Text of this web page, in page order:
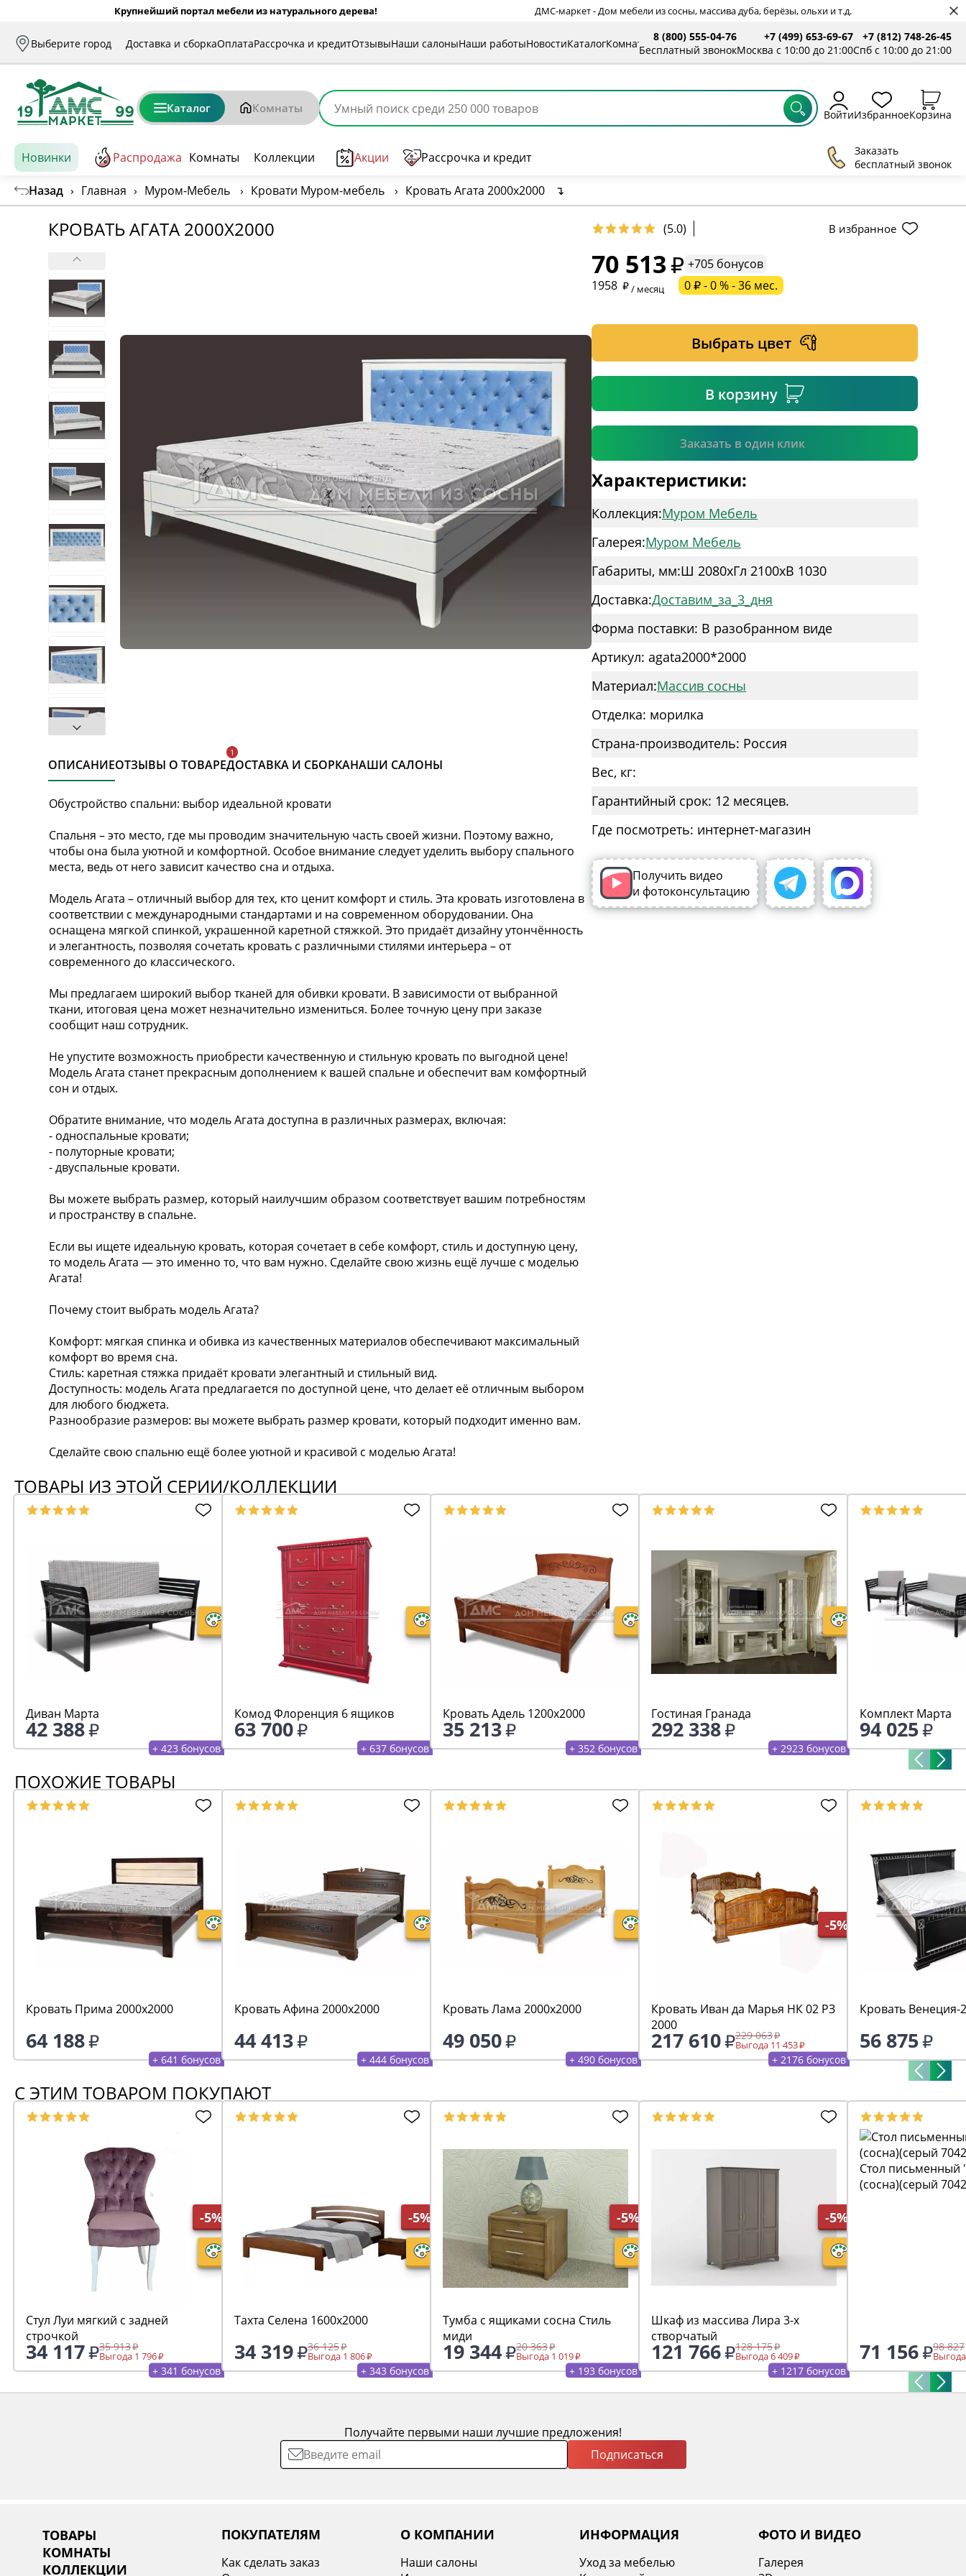
Крупнейший портал мебели из натурального дерева! ДМС-маркет - Дом мебели из сосны, массива дуба, берёзы, ольхи и т.д.
Выберите город Доставка и сборкаОплатаРассрочка и кредитОтзывыНаши салоныНаши работыНовостиКаталогКомнаты
8 (800) 555-04-76
Бесплатный звонок
+7 (499) 653-69-67
Москва с 10:00 до 21:00
+7 (812) 748-26-45
Спб с 10:00 до 21:00
Каталог Комнаты ВойтиИзбранноеКорзина
Новинки Распродажа Комнаты Коллекции Акции Рассрочка и кредит
Заказать
бесплатный звонок
Назад › Главная › Муром-Мебель › Кровати Муром-мебель › Кровать Агата 2000х2000 ↴
КРОВАТЬ АГАТА 2000Х2000 (5.0) В избранное
ОПИСАНИЕОТЗЫВЫ О ТОВАРЕДОСТАВКА И СБОРКАНАШИ САЛОНЫ
Обустройство спальни: выбор идеальной кровати
Спальня – это место, где мы проводим значительную часть своей жизни. Поэтому важно,
чтобы она была уютной и комфортной. Особое внимание следует уделить выбору спального
места, ведь от него зависит качество сна и отдыха.
Модель Агата – отличный выбор для тех, кто ценит комфорт и стиль. Эта кровать изготовлена в
соответствии с международными стандартами и на современном оборудовании. Она
оснащена мягкой спинкой, украшенной каретной стяжкой. Это придаёт дизайну утончённость
и элегантность, позволяя сочетать кровать с различными стилями интерьера – от
современного до классического.
Мы предлагаем широкий выбор тканей для обивки кровати. В зависимости от выбранной
ткани, итоговая цена может незначительно измениться. Более точную цену при заказе
сообщит наш сотрудник.
Не упустите возможность приобрести качественную и стильную кровать по выгодной цене!
Модель Агата станет прекрасным дополнением к вашей спальне и обеспечит вам комфортный
сон и отдых.
Обратите внимание, что модель Агата доступна в различных размерах, включая:
- односпальные кровати;
- полуторные кровати;
- двуспальные кровати.
Вы можете выбрать размер, который наилучшим образом соответствует вашим потребностям
и пространству в спальне.
Если вы ищете идеальную кровать, которая сочетает в себе комфорт, стиль и доступную цену,
то модель Агата — это именно то, что вам нужно. Сделайте свою жизнь ещё лучше с моделью
Агата!
Почему стоит выбрать модель Агата?
Комфорт: мягкая спинка и обивка из качественных материалов обеспечивают максимальный
комфорт во время сна.
Стиль: каретная стяжка придаёт кровати элегантный и стильный вид.
Доступность: модель Агата предлагается по доступной цене, что делает её отличным выбором
для любого бюджета.
Разнообразие размеров: вы можете выбрать размер кровати, который подходит именно вам.
Сделайте свою спальню ещё более уютной и красивой с моделью Агата!
70 513
+705 бонусов
1958
/ месяц 0 ₽ - 0 % - 36 мес.
Выбрать цвет
В корзину
Заказать в один клик
* обязательное поле
* необязательное поле
Подтвердить
Характеристики:
Коллекция:Муром Мебель
Галерея:Муром Мебель
Габариты, мм:Ш 2080xГл 2100xВ 1030
Доставка:Доставим_за_3_дня
Форма поставки: В разобранном виде
Артикул: agata2000*2000
Материал:Массив сосны
Отделка: морилка
Страна-производитель: Россия
Вес, кг:
Гарантийный срок: 12 месяцев.
Где посмотреть: интернет-магазин
Получить видео
и фотоконсультацию
ТОВАРЫ ИЗ ЭТОЙ СЕРИИ/КОЛЛЕКЦИИ
Диван Марта
42 388
+ 423 бонусов
Комод Флоренция 6 ящиков
63 700
+ 637 бонусов
Кровать Адель 1200х2000
35 213
+ 352 бонусов
Гостиная Гранада
292 338
+ 2923 бонусов
Комплект Марта
94 025
ПОХОЖИЕ ТОВАРЫ
Кровать Прима 2000х2000
64 188
+ 641 бонусов
Кровать Афина 2000х2000
44 413
+ 444 бонусов
Кровать Лама 2000х2000
49 050
+ 490 бонусов
-5%
Кровать Иван да Марья НК 02 РЗ
2000
217 610 229 063
Выгода 11 453
+ 2176 бонусов
Кровать Венеция-
56 875
С ЭТИМ ТОВАРОМ ПОКУПАЮТ
-5%
Стул Луи мягкий с задней
строчкой
34 117 35 913
Выгода 1 796
+ 341 бонусов
-5%
Тахта Селена 1600х2000
34 319 36 125
Выгода 1 806
+ 343 бонусов
-5%
Тумба с ящиками сосна Стиль
миди
19 344 20 363
Выгода 1 019
+ 193 бонусов
-5%
Шкаф из массива Лира 3-х
створчатый
121 766 128 175
Выгода 6 409
+ 1217 бонусов
Стол письменный
(сосна)(серый
71 156 98 827
Получайте первыми наши лучшие предложения!
Подписаться
ТОВАРЫ
КОМНАТЫ
КОЛЛЕКЦИИ
ПОКУПАТЕЛЯМ
Как сделать заказ
О КОМПАНИИ
Наши салоны
ИНФОРМАЦИЯ
Уход за мебелью
ФОТО И ВИДЕО
Галерея